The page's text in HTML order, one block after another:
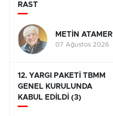
RAST
METİN ATAMER
07 Ağustos 2026
12. YARGI PAKETİ TBMM
GENEL KURULUNDA
KABUL EDİLDİ (3)